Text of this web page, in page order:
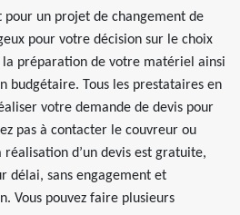
pour un projet de changement de
pour votre décision sur le choix
préparation de votre matériel ainsi
budgétaire. Tous les prestataires en
votre demande de devis pour
pas à contacter le couvreur ou
réalisation d’un devis est gratuite,
délai, sans engagement et
Vous pouvez faire plusieurs